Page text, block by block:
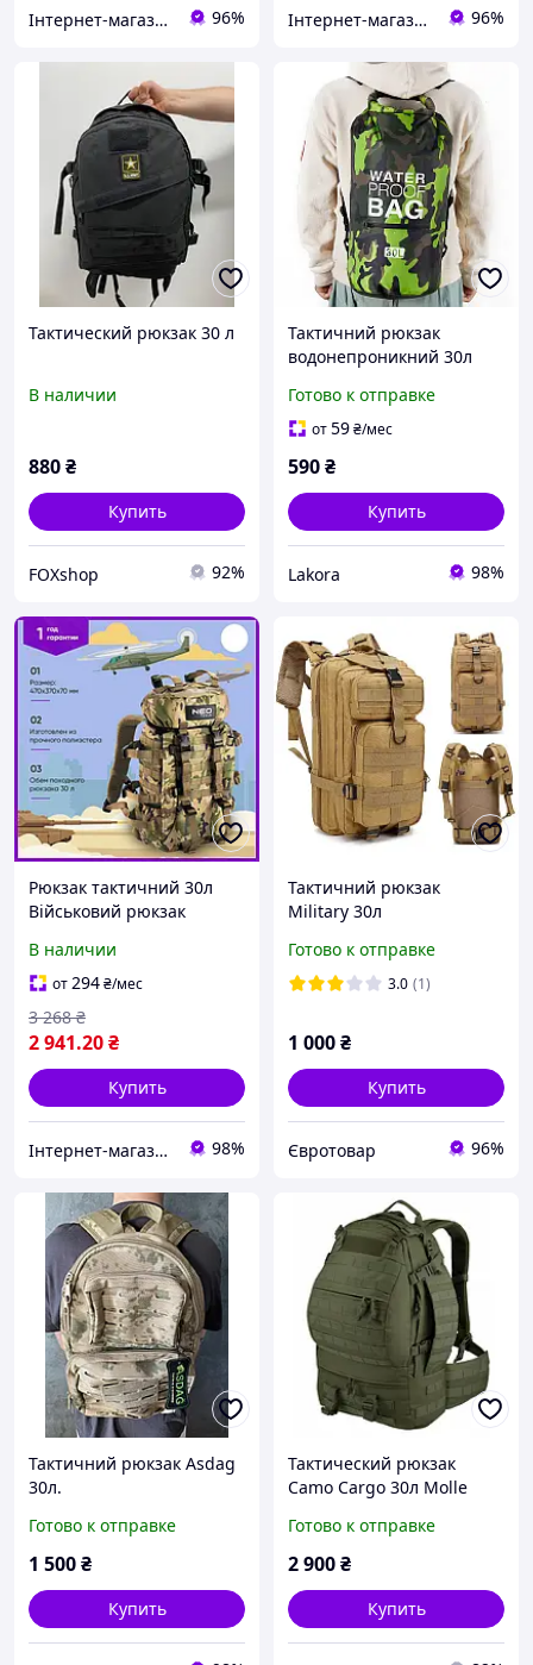
Інтернет-магазин BioClub 96% Інтернет-магазин BioClub 96%
Тактический рюкзак 30 л
В наличии
880₴
Купить
FOXshop 92%
Тактичний рюкзак
водонепроникний 30л
Тактичнский рюкзак
,туристичний
Готово к отправке
от59₴/мес
590₴
Купить
Lakora 98%
Рюкзак тактичний 30л
Військовий рюкзак
В наличии
от294₴/мес
2 941.20₴
3 268 ₴
Купить
Інтернет-магазин здорового харчування, натуральної косметики, вітамінів та cуперфудів 98%
Тактичний рюкзак
Military 30л
Готово к отправке
3.0 (1)
1 000₴
Купить
Євротовар 96%
Тактичний рюкзак Asdag
30л.
Готово к отправке
1 500₴
Купить
Тактический рюкзак
Camo Cargo 30л Molle
туризма
Готово к отправке
2 900₴
Купить